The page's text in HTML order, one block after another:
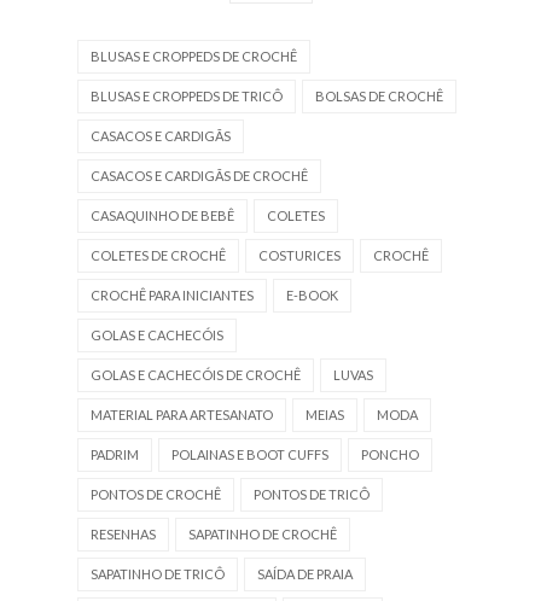
BLUSAS E CROPPEDS DE CROCHÊ
BLUSAS E CROPPEDS DE TRICÔ BOLSAS DE CROCHÊ
CASACOS E CARDIGÃS
CASACOS E CARDIGÃS DE CROCHÊ
CASAQUINHO DE BEBÊ COLETES
COLETES DE CROCHÊ COSTURICES CROCHÊ
CROCHÊ PARA INICIANTES E-BOOK
GOLAS E CACHECÓIS
GOLAS E CACHECÓIS DE CROCHÊ LUVAS
MATERIAL PARA ARTESANATO MEIAS MODA
PADRIM POLAINAS E BOOT CUFFS PONCHO
PONTOS DE CROCHÊ PONTOS DE TRICÔ
RESENHAS SAPATINHO DE CROCHÊ
SAPATINHO DE TRICÔ SAÍDA DE PRAIA